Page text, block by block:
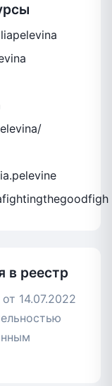
в реестр
14.07.2022